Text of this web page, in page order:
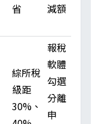
省
減額
綜所稅
級距
30%、
報稅
軟體
勾選
分離
申